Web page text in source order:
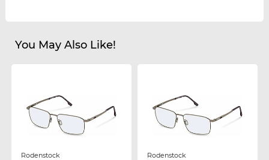
You May Also Like!
Rodenstock Rodenstock